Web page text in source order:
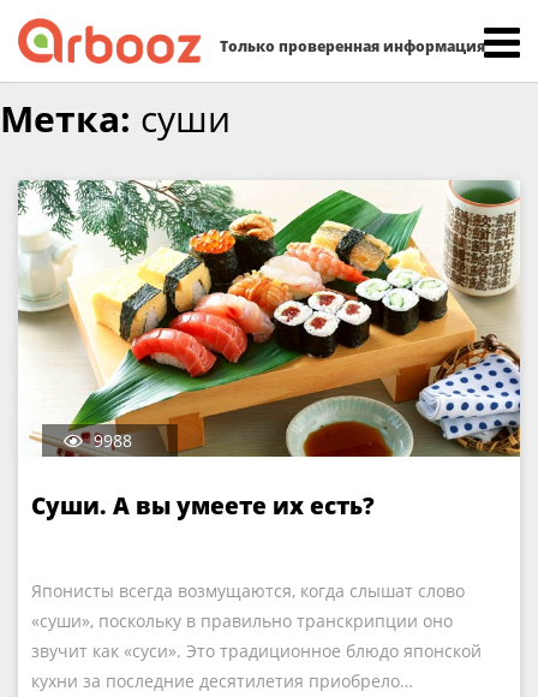
Только проверенная информация
to
Метка: суши
9988
Суши. А вы умеете их есть?
Японисты всегда возмущаются, когда слышат слово
«суши», поскольку в правильно транскрипции оно
звучит как «суси». Это традиционное блюдо японской
кухни за последние десятилетия приобрело…
Найти: